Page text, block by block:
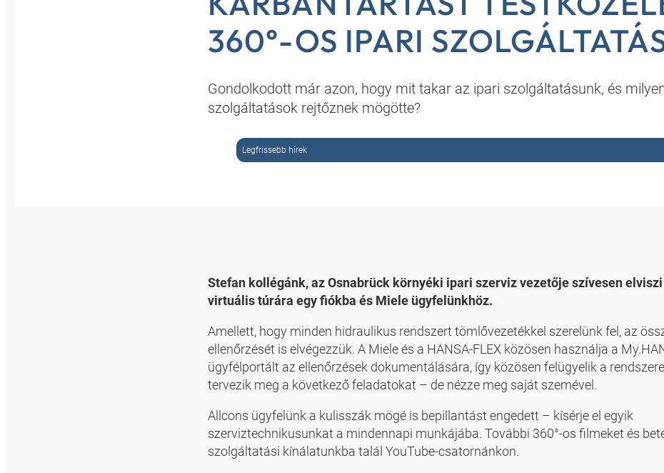
360°-OS IPARI
Gondolkodott már azon, hogy mit takar az ipari szolgáltatásunk, és
szolgáltatások rejtőznek mögötte?
Legfrissebb hírek
Stefan kollégánk, az Osnabrück környéki ipari szerviz vezetője szívesen elviszi
virtuális túrára egy fiókba és Miele ügyfelünkhöz.
Amellett, hogy minden hidraulikus rendszert tömlővezetékkel szerelünk fel, az
ellenőrzését is elvégezzük. A Miele és a HANSA-FLEX közösen használja a
ügyfélportált az ellenőrzések dokumentálására, így közösen felügyelik a
tervezik meg a következő feladatokat – de nézze meg saját szemével.
Allcons ügyfelünk a kulisszák mögé is bepillantást engedett – kísérje el egyik
szerviztechnikusunkat a mindennapi munkájába. További 360°-os filmeket és
szolgáltatási kínálatunkba talál YouTube-csatornánkon.